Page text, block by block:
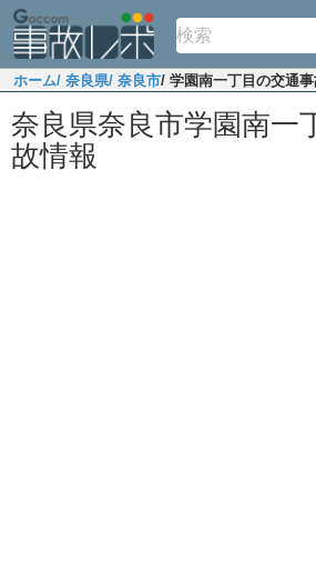
ホーム/ 奈良県/ 奈良市/ 学園南一丁目の交通
奈良県奈良市学園南一
故情報